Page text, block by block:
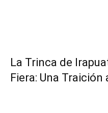
​La Trinca de
Fiera: Una